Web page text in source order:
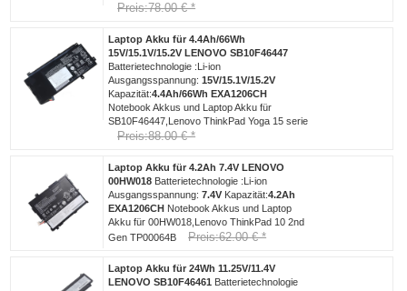
Preis:78.00 € *
Laptop Akku für 4.4Ah/66Wh
15V/15.1V/15.2V LENOVO SB10F46447
Batterietechnologie :Li-ion
Ausgangsspannung:15V/15.1V/15.2V
Kapazität:4.4Ah/66Wh EXA1206CH
Notebook Akkus und Laptop Akku für
SB10F46447,Lenovo ThinkPad Yoga 15 serie
Preis:88.00 € *
Laptop Akku für 4.2Ah 7.4V LENOVO
00HW018 Batterietechnologie :Li-ion
Ausgangsspannung:7.4V Kapazität:4.2Ah
EXA1206CH Notebook Akkus und Laptop
Akku für 00HW018,Lenovo ThinkPad 10 2nd
Gen TP00064B
Preis:62.00 € *
Laptop Akku für 24Wh 11.25V/11.4V
LENOVO SB10F46461 Batterietechnologie